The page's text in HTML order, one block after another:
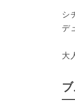
シ
デ
大